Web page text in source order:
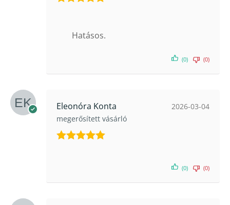
Hatásos.
(0) (0)
Eleonóra Konta
megerősített vásárló
2026-03-04
(0) (0)